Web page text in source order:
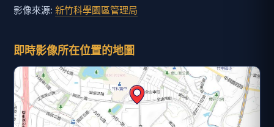
影像來源: 新竹科學園區管理局
即時影像所在位置的地圖